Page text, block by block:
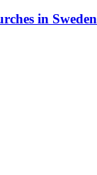
in Sweden